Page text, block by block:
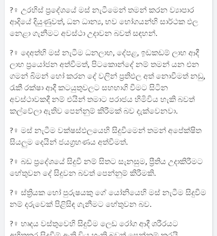
?‍♀️ උරහිස්‌ ප්‍රදේශයේ මස්‌ නැටීමෙන් තමන් කරන ව්‍යාපාර
ආදියේ දියුණුවත්, ධන ධාන්‍ය, භව භෝගයන්හි සාර්ථක ඵල
නෙළා ගැනීමට අවස්‌ථා උදාවන බවත් සඳහන්.
?‍♀️ දෙඅත්හි මස්‌ නැටීම ධනලාභ, දේපළ, ඉඩකඩම් ලාභ ආදී
ලාභ ප්‍රයෝජන අත්වීමත්, පිටකොන්දේ නම් තමන් යන එන
ගමන් බිමන් හෝ කරන දේ වලින් ප්‍රතිඵල අත් නොවීමත් නඩු,
රැකී රක්‌ෂා ආදී කටයුතුවලට සහභාගි වීමට සිටින
අවස්‌ථාවකදී නම් එයින් තමාට පරාජය හිමිවිය හැකි බවත්
කල්වේලා ඇතිව පෙන්නුම් කිරීමක්‌ බව දැක්වෙනවා.
?‍♀️ මස්‌ නැටීම වක්‌ෂස්‌ඵලයෙහි සිදුවීමෙන් තමන් අපේක්‌ෂිත
සියලුම දෙයින් ජයග්‍රහණය අත්වීමත්.
?‍♀️ බඩ ප්‍රදේශයේ සිදුවී නම් සිතට සැනසුම, ප්‍රීතිය උදාකිරීමට
හේතුවන දේ සිදුවන බවත් පෙන්නුම් කිරීමකි.
?‍♀️ ස්‌ත්‍රියක හෝ පුරුෂයකු ගේ යෝනියෙහි මස්‌ නැටීම සිදුවීම
නම් දරුවෙක්‌ පිළිසිඳ ගැනීමට හේතුවන බව.
?‍♀️ හෘදය වස්‌තුවෙහි සිදුවීම ලෙඩ රෝග ආදී ශරීරයට